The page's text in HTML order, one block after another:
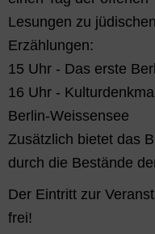
Lesungen zu
Erzählungen:
15 Uhr - Das erste
16 Uhr -
Berlin-Weissensee
Zusätzlich bietet das
durch die Bestände
Der Eintritt zur
frei!